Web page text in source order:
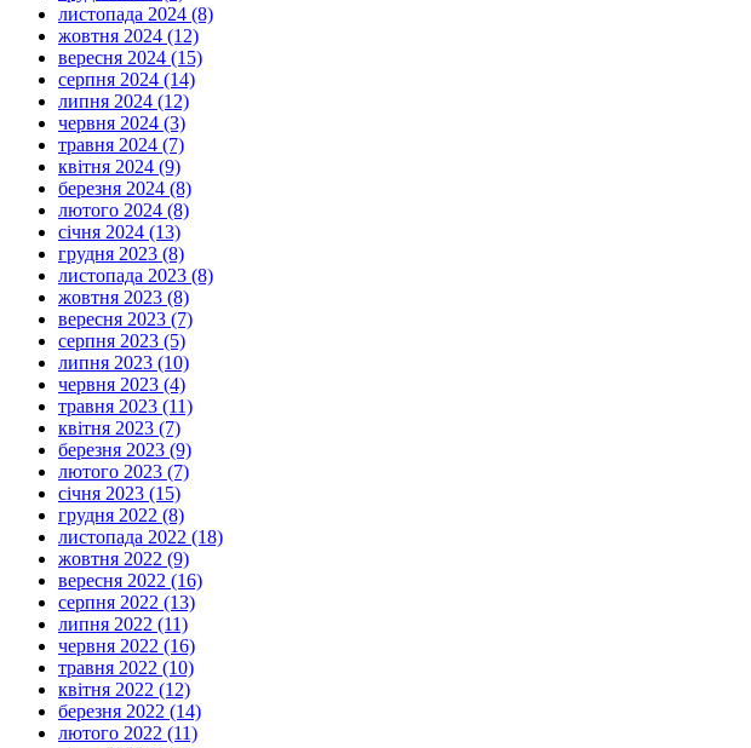
листопада 2024 (8)
жовтня 2024 (12)
вересня 2024 (15)
серпня 2024 (14)
липня 2024 (12)
червня 2024 (3)
травня 2024 (7)
квітня 2024 (9)
березня 2024 (8)
лютого 2024 (8)
січня 2024 (13)
грудня 2023 (8)
листопада 2023 (8)
жовтня 2023 (8)
вересня 2023 (7)
серпня 2023 (5)
липня 2023 (10)
червня 2023 (4)
травня 2023 (11)
квітня 2023 (7)
березня 2023 (9)
лютого 2023 (7)
січня 2023 (15)
грудня 2022 (8)
листопада 2022 (18)
жовтня 2022 (9)
вересня 2022 (16)
серпня 2022 (13)
липня 2022 (11)
червня 2022 (16)
травня 2022 (10)
квітня 2022 (12)
березня 2022 (14)
лютого 2022 (11)